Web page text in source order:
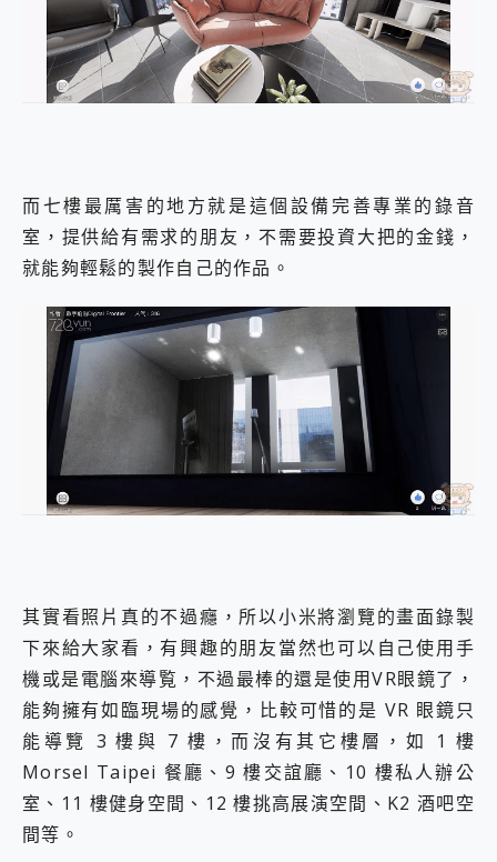
而七樓最厲害的地方就是這個設備完善專業的錄音
室，提供給有需求的朋友，不需要投資大把的金錢，
就能夠輕鬆的製作自己的作品。
其實看照片真的不過癮，所以小米將瀏覽的畫面錄製
下來給大家看，有興趣的朋友當然也可以自己使用手
機或是電腦來導覧，不過最棒的還是使用VR眼鏡了，
能夠擁有如臨現場的感覺，比較可惜的是 VR 眼鏡只
能導覽 3 樓與 7 樓，而沒有其它樓層，如 1 樓
Morsel Taipei 餐廳、9 樓交誼廳、10 樓私人辦公
室、11 樓健身空間、12 樓挑高展演空間、K2 酒吧空
間等。